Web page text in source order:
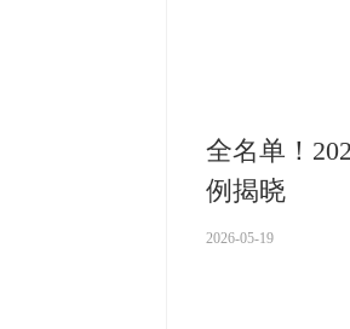
全名单！
例揭晓
2026-05-19